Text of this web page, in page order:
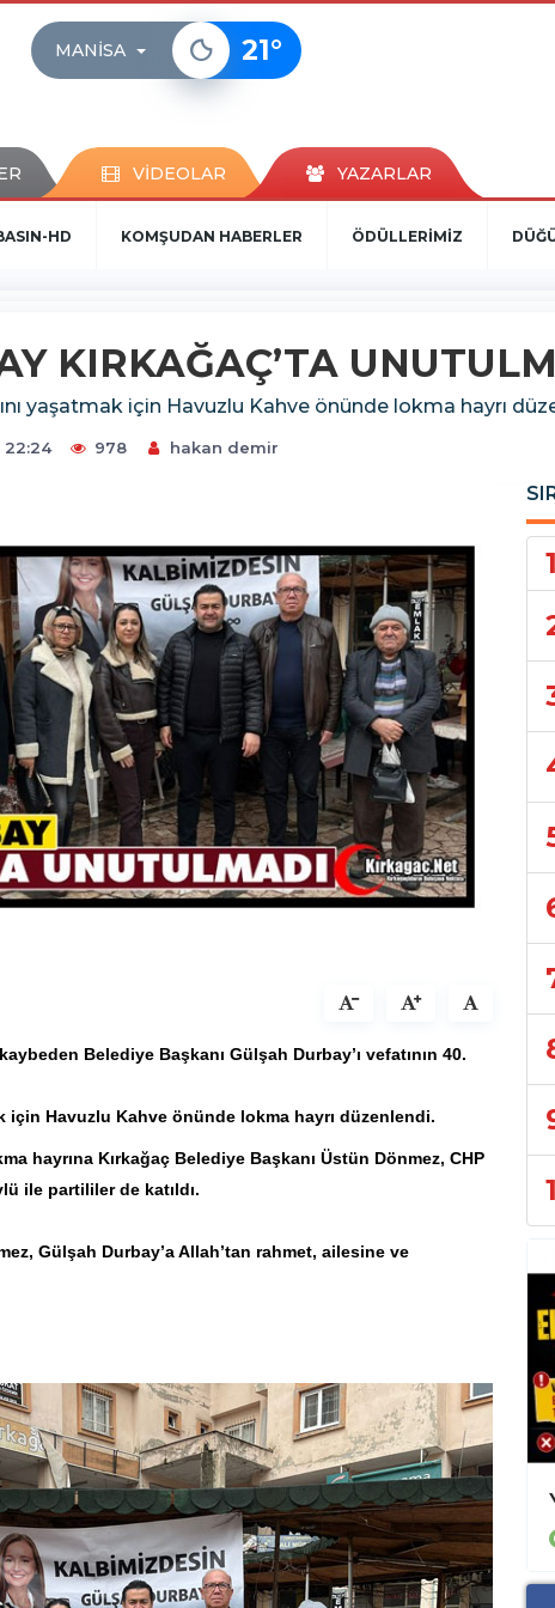
MANISA 21°
VİDEOLAR YAZARLAR
HD KOMŞUDAN HABERLER ÖDÜLLERİMİZ
KIRKAĞAÇ’TA
yaşatmak için Havuzlu Kahve önünde lokma hayrı
22:24 978 hakan demir
Belediye Başkanı Gülşah Durbay’ı vefatının 40.
için Havuzlu Kahve önünde lokma hayrı düzenlendi.
hayrına Kırkağaç Belediye Başkanı Üstün Dönmez, CHP
ile partililer de katıldı.
Gülşah Durbay’a Allah’tan rahmet, ailesine ve
1
KOÇAK'A BİR DESTEKTE PATNOS DERNEKLER GENEL BAŞKANI KARGI'DAN
GÜNCEL